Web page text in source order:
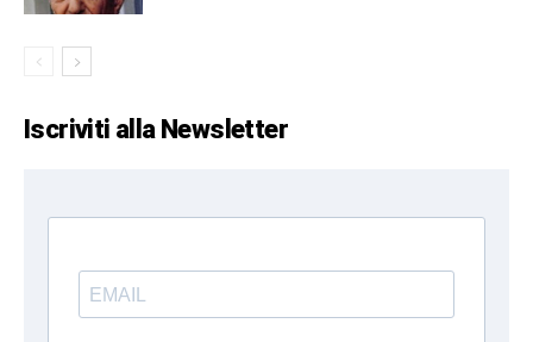
Iscriviti alla Newsletter